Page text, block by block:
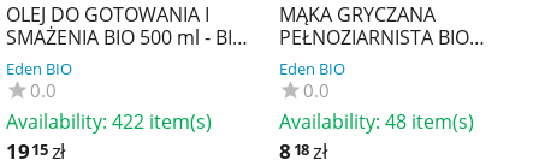
OLEJ DO GOTOWANIA I
SMAŻENIA BIO 500 ml - BIO
PLANETE
Eden BIO
0.0
Availability: 422 item(s)
1915zł
MĄKA GRYCZANA
PEŁNOZIARNISTA BIO
(POLSKA) 600 g - BIO RAJ
Eden BIO
0.0
Availability: 48 item(s)
8 18zł